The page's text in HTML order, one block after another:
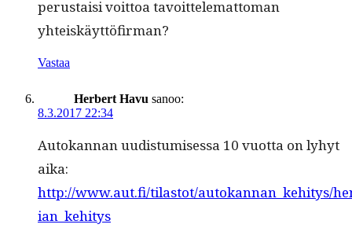
perus­taisi voit­toa tavoit­telemat­toman
yhteiskäyttöfirman?
Vastaa
Herbert Havu sanoo:
8.3.2017 22:34
Autokan­nan uud­is­tu­mises­sa 10 vuot­ta on lyhyt
aika:
http://www.aut.fi/tilastot/autokannan_kehitys/
ian_kehitys